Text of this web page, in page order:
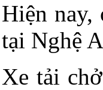
Hiện nay,
tại Nghệ
Xe tải